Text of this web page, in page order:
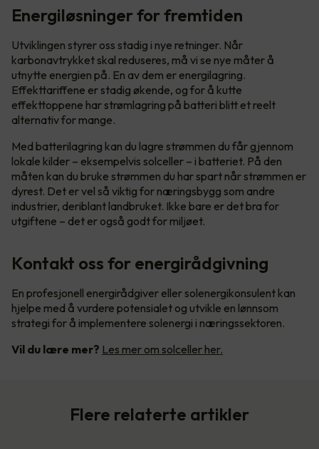
Energiløsninger for fremtiden
Utviklingen styrer oss stadig i nye retninger. Når
karbonavtrykket skal reduseres, må vi se nye måter å
utnytte energien på. En av dem er energilagring.
Effekttariffene er stadig økende, og for å kutte
effekttoppene har strømlagring på batteri blitt et reelt
alternativ for mange.
Med batterilagring kan du lagre strømmen du får gjennom
lokale kilder – eksempelvis solceller – i batteriet. På den
måten kan du bruke strømmen du har spart når strømmen er
dyrest. Det er vel så viktig for næringsbygg som andre
industrier, deriblant landbruket. Ikke bare er det bra for
utgiftene – det er også godt for miljøet.
Kontakt oss for energirådgivning
En profesjonell energirådgiver eller solenergikonsulent kan
hjelpe med å vurdere potensialet og utvikle en lønnsom
strategi for å implementere solenergi i næringssektoren.
Vil du lære mer? Les mer om solceller her.
Flere relaterte artikler